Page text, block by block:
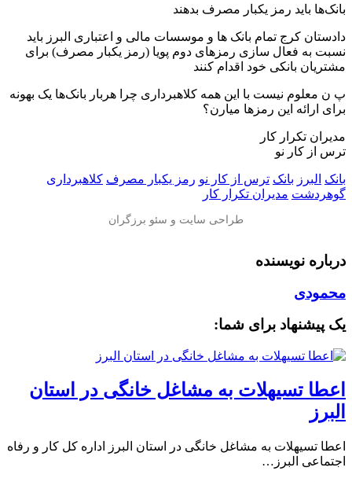
بانک‌ها باید رمز یکبار مصرف بدهند
دادستان کرج تمام بانک ‌ها و موسسات مالی و اعتباری البرز باید
نسبت به فعال ‌سازی رمزهای دوم پویا (رمز یکبار مصرف) برای
مشتریان بانکی خود اقدام کنند
پ ن معلوم نیست با این همه کلاهبرداری چرا هربار بانک‌ها یک بهونه
برای ارائه این رمزها میارن؟
مدیران تکرار کار
ترس از کار نو
بانک البرز بانک ترس از کار نو رمز یکبار مصرف کلاهبرداری
گوهردشت مدیران تکرار کار
درباره نویسنده
محمودی
یک پیشنهاد برای شما:
️اعطا تسیهلات به مشاغل خانگی در استان
البرز
️اعطا تسیهلات به مشاغل خانگی در استان البرز اداره کل کار و رفاه
اجتماعی البرز…